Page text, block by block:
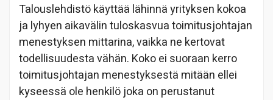
Talouslehdistö käyttää lähinnä yrityksen kokoa
ja lyhyen aikavälin tuloskasvua toimitusjohtajan
menestyksen mittarina, vaikka ne kertovat
todellisuudesta vähän. Koko ei suoraan kerro
toimitusjohtajan menestyksestä mitään ellei
kyseessä ole henkilö joka on perustanut